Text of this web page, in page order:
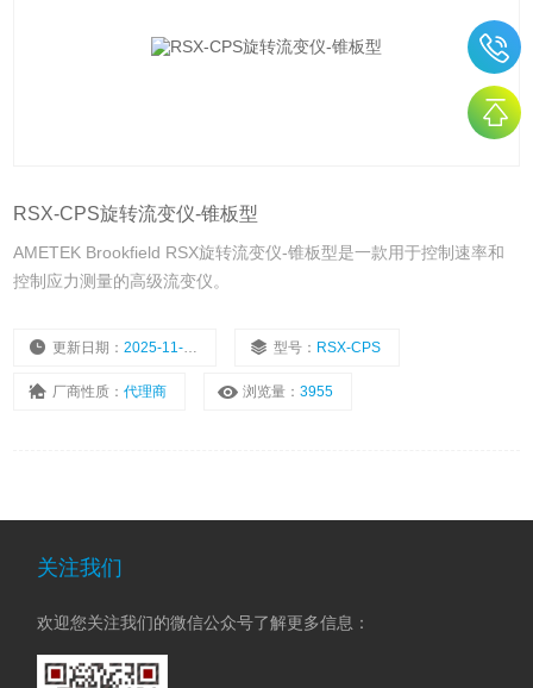
RSX-CPS旋转流变仪-锥板型
AMETEK Brookfield RSX旋转流变仪-锥板型是一款用于控制速率和
控制应力测量的高级流变仪。
更新日期：2025-11-08 型号： RSX-CPS
厂商性质：代理商 浏览量：3955
关注我们
欢迎您关注我们的微信公众号了解更多信息：